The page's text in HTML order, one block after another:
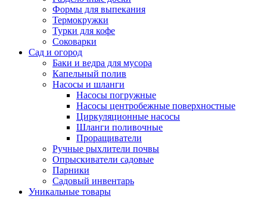
Формы для выпекания
Термокружки
Турки для кофе
Соковарки
Сад и огород
Баки и ведра для мусора
Капельный полив
Насосы и шланги
Насосы погружные
Насосы центробежные поверхностные
Циркуляционные насосы
Шланги поливочные
Проращиватели
Ручные рыхлители почвы
Опрыскиватели садовые
Парники
Садовый инвентарь
Уникальные товары